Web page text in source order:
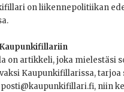
on liikennepolitiikan
on artikkeli, joka mielestäsi
Kaupunkifillarissa, tarjoa
niin